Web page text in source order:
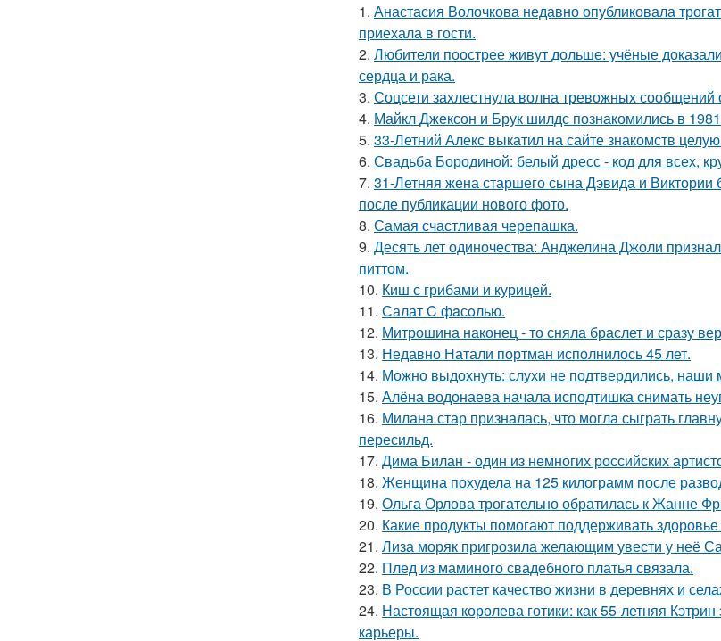
1. Анастасия Волочкова недавно опубликовала
приехала в гости.
2. Любители поострее живут дольше: учёные
сердца и рака.
3. Соцсети захлестнула волна тревожных
4. Майкл Джексон и Брук шилдс познакомились в
5. 33-Летний Алекс выкатил на сайте знакомств
6. Свадьба Бородиной: белый дресс - код для всех,
7. 31-Летняя жена старшего сына Дэвида и Виктории
после публикации нового фото.
8. Самая счастливая черепашка.
9. Десять лет одиночества: Анджелина Джоли
питтом.
10. Киш с грибами и курицей.
11. Салат C фaсoлью.
12. Митрошина наконец - то сняла браслет и сразу
13. Недавно Натали портман исполнилось 45 лет.
14. Можно выдохнуть: слухи не подтвердились,
15. Алёна водонаева начала исподтишка снимать
16. Милана стар призналась, что могла сыграть
пересильд.
17. Дима Билан - один из немногих российских
18. Женщина похудела на 125 килограмм после
19. Ольга Орлова трогательно обратилась к Жанне
20. Какие продукты помогают поддерживать
21. Лиза моряк пригрозила желающим увести у неё
22. Плед из маминого свадебного платья связала.
23. В России растет качество жизни в деревнях и
24. Настоящая королева готики: как 55-летняя
карьеры.